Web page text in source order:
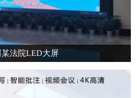
某法院LED大屏
装完成，小间距大屏，高刷分辨率，效果特